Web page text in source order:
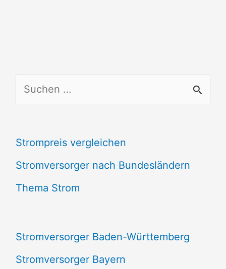
u
h
e
n
h
Strompreis vergleichen
Stromversorger nach Bundesländern
Thema Strom
Stromversorger Baden-Württemberg
Stromversorger Bayern